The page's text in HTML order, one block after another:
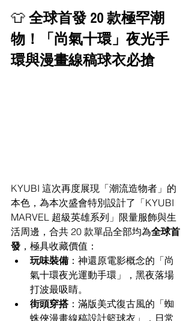
👕 全球首發 20 款極罕潮
物！「尚氣十環」夜光手
環與漫畫線稿球衣必搶
KYUBI 這次再度展現「潮流造物者」的
本色，為本次盛會特別設計了「KYUBI
MARVEL 超級英雄系列」限量服飾與生
活周邊，合共 20 款單品全部均為全球首
發 ，極具收藏價值：
玩味裝備 ：神還原電影概念的「尚
氣十環夜光運動手環」，黑夜落場
打波最吸睛。
街頭穿搭 ：滿版美式復古風的「蜘
蛛俠漫畫線稿設計籃球衣」，日常